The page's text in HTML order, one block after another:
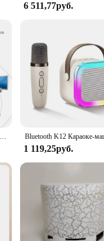
6 511,77руб.
M3 Flash Беспроводной Bluetooth-динамик Портативный маленький стальной пистолет Металлический тяжелый сабвуфер Открытый мини Bluetooth Маленький динамик
1 119,25руб.